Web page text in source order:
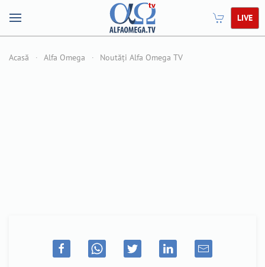
LIVE
Acasă Alfa Omega Noutăți Alfa Omega TV